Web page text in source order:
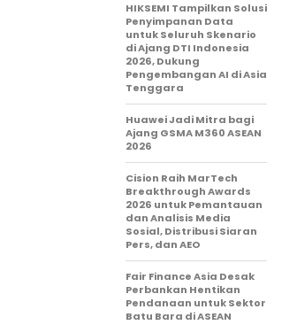
HIKSEMI Tampilkan Solusi
Penyimpanan Data
untuk Seluruh Skenario
di Ajang DTI Indonesia
2026, Dukung
Pengembangan AI di Asia
Tenggara
Huawei Jadi Mitra bagi
Ajang GSMA M360 ASEAN
2026
Cision Raih MarTech
Breakthrough Awards
2026 untuk Pemantauan
dan Analisis Media
Sosial, Distribusi Siaran
Pers, dan AEO
Fair Finance Asia Desak
Perbankan Hentikan
Pendanaan untuk Sektor
Batu Bara di ASEAN